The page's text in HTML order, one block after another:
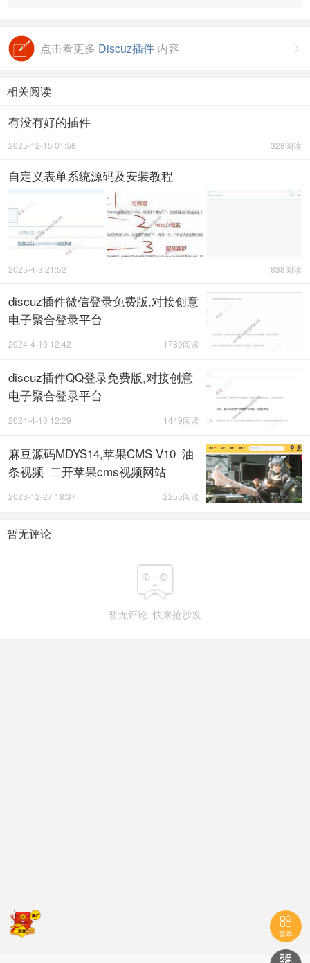

点击看更多 Discuz插件 内容
相关阅读
有没有好的插件
328阅读
2025-12-15 01:58
自定义表单系统源码及安装教程
838阅读
2025-4-3 21:52
discuz插件微信登录免费版,对接创意
电子聚合登录平台
1789阅读
2024-4-10 12:42
discuz插件QQ登录免费版,对接创意
电子聚合登录平台
1449阅读
2024-4-10 12:29
麻豆源码MDYS14,苹果CMS V10_油
条视频_二开苹果cms视频网站
2255阅读
2023-12-27 18:37
暂无评论

暂无评论, 快来抢沙发

菜单
